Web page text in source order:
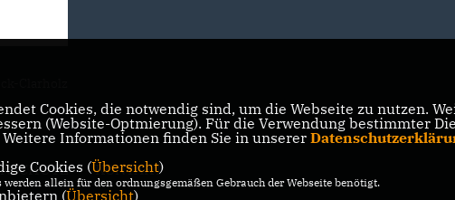
Clarholz
KONTAKT
Cookies, die notwendig sind, um die Webseite zu nutzen.
(Website-Optmierung). Für die Verwendung bestimmter
Informationen finden Sie in unserer
Cookies (Übersicht)
allein für den ordnungsgemäßen Gebrauch der Webseite benötigt.
(Übersicht)